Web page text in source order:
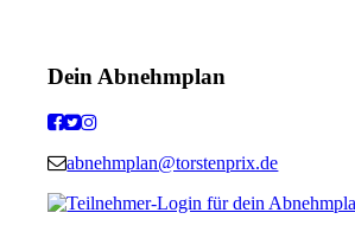
Dein Abnehmplan
abnehmplan@torstenprix.de